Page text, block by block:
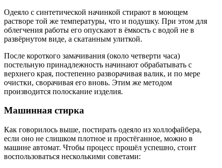
Одеяло с синтетической начинкой стирают в моющем
растворе той же температуры, что и подушку. При этом для
облегчения работы его опускают в ёмкость с водой не в
развёрнутом виде, а скатанным улиткой.
После короткого замачивания (около четверти часа)
постельную принадлежность начинают обрабатывать с
верхнего края, постепенно разворачивая валик, и по мере
очистки, сворачивая его вновь. Этим же методом
производится полоскание изделия.
Машинная стирка
Как говорилось выше, постирать одеяло из холлофайбера,
если оно не слишком плотное и простёганное, можно в
машине автомат. Чтобы процесс прошёл успешно, стоит
воспользоваться несколькими советами: